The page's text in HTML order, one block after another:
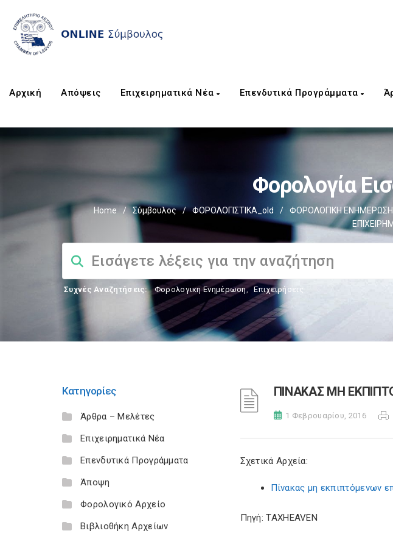
Αρχική Απόψεις Επιχειρηματικά Νέα Επενδυτικά Προγράμματα
Φορολογία
Home / Σύμβουλος / ΦΟΡΟΛΟΓΙΣΤΙΚΑ_old / ΦΟΡΟΛΟΓΙΚΗ ΕΝΗΜΕΡΩΣΗ
Συχνές Αναζητήσεις: Φορολογικη Ενημέρωση, Επιχειρήσεις
Κατηγορίες
Άρθρα – Μελέτες
Επιχειρηματικά Νέα
Επενδυτικά Προγράμματα
Άποψη
Φορολογικό Αρχείο
Βιβλιοθήκη Αρχείων
ΠΙΝΑΚΑΣ ΜΗ
1 Φεβρουαρίου, 2016
Σχετικά Αρχεία:
Πίνακας μη εκπιπτόμενων
Πηγή: TAXHEAVEN